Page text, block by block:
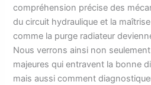
compréhension précise des
du circuit hydraulique et la
comme la purge radiateur
Nous verrons ainsi non
majeures qui entravent la bonne
mais aussi comment